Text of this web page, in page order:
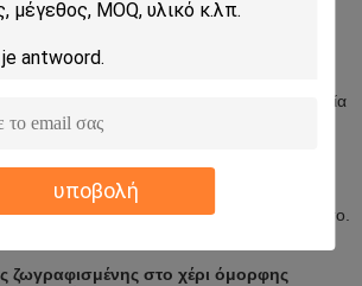
υποβολή
αυτής της ζωγραφισμένης στο χέρι
floral ζωγραφικής:
με καραβόπανο από τη μεμονωμένη ταινία
έπειτα ρόλος σωλήνων επάνω
φυσαλίδων
εξαγωγής για την τεντωμένη
πλαίσιο διαθέσιμο εάν είναι απαραίτητο.
ζωγραφισμένης στο χέρι όμορφης